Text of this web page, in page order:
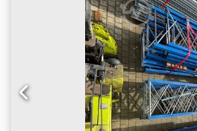
lábakkal: 150,00 €, 1 db 2700
1 db 1800 mm-es tartógerenda:
tartógerenda: 30,00 €, 1 db
mm: 25,00 €, 1 db átlökés elleni
€, 1 db 900 mm-es rácspadló
Átvehető Seevetal telephelyen,
Szállítás nem lehetséges, csak